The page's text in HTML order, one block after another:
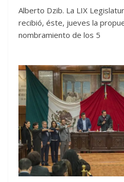
Alberto Dzib. La LIX
recibió, éste, jueves la
nombramiento de los 5